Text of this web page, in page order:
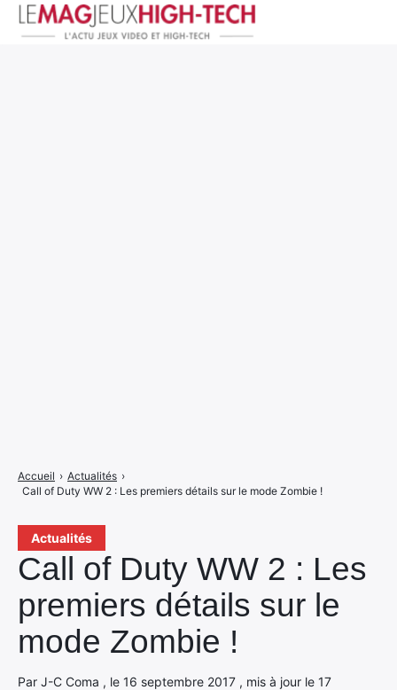
Actualités
Call of Duty WW 2 : Les
premiers détails sur le
mode Zombie !
Par J-C Coma , le 16 septembre 2017 , mis à jour le 17
Accueil › Actualités ›
Call of Duty WW 2 : Les premiers détails sur le mode Zombie !